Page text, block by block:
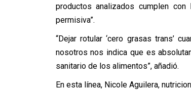
productos analizados cumplen
permisiva”.
“Dejar rotular ‘cero grasas trans’
nosotros nos indica que es
sanitario de los alimentos”, añadió.
En esta línea, Nicole Aguilera,